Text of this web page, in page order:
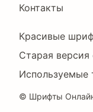
Контакты
Footer
Right
Красивые
Старая версия
Используемые
© Шрифты